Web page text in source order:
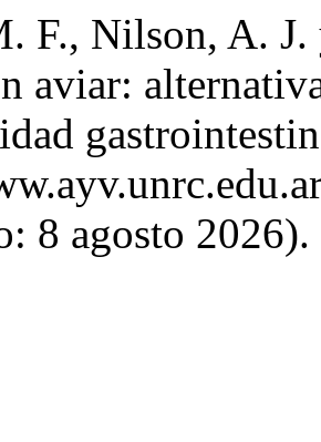
F., Nilson, A.
aviar:
8 agosto 2026).